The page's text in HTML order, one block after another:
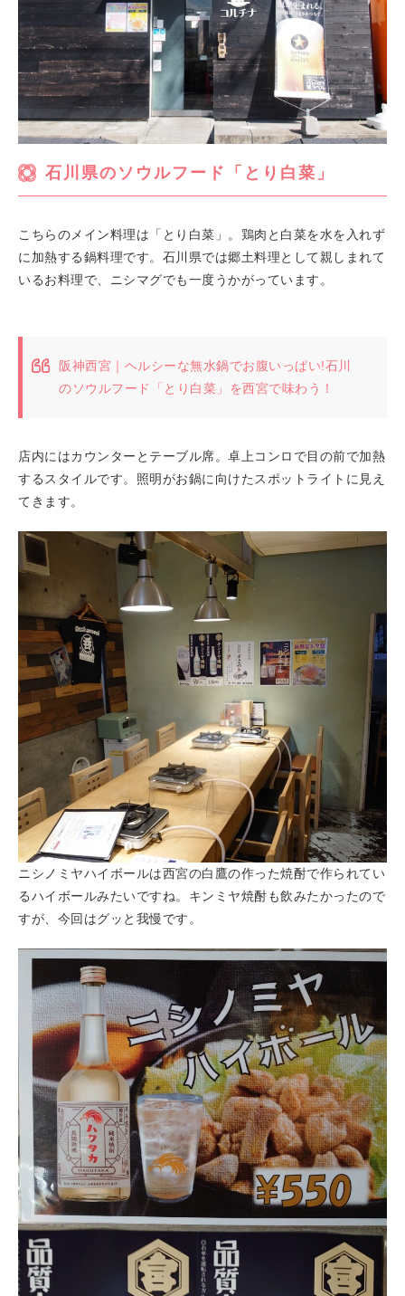
石川県のソウルフード「とり白菜」
こちらのメイン料理は「とり白菜」。鶏肉と白菜を水を入れず
に加熱する鍋料理です。石川県では郷土料理として親しまれて
いるお料理で、ニシマグでも一度うかがっています。
阪神西宮｜ヘルシーな無水鍋でお腹いっぱい!石川
のソウルフード「とり白菜」を西宮で味わう！
店内にはカウンターとテーブル席。卓上コンロで目の前で加熱
するスタイルです。照明がお鍋に向けたスポットライトに見え
てきます。
ニシノミヤハイボールは西宮の白鷹の作った焼酎で作られてい
るハイボールみたいですね。キンミヤ焼酎も飲みたかったので
すが、今回はグッと我慢です。